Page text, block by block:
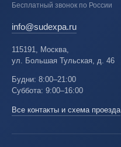
Бесплатный звонок по России
info@sudexpa.ru
115191, Москва,
ул. Большая Тульская, д. 46
Будни: 8:00–21:00
Суббота: 9:00–16:00
Все контакты и схема проезда